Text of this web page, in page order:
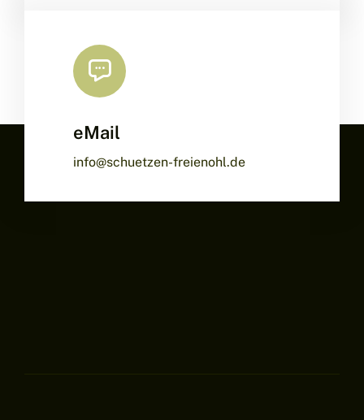
eMail
info@schuetzen-freienohl.de